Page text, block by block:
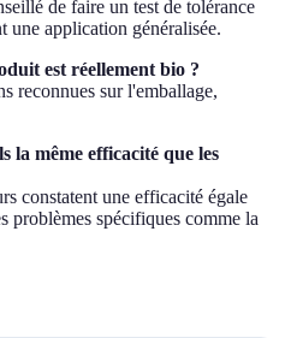
de faire un test de tolérance
une application généralisée.
est réellement bio ?
reconnues sur l'emballage,
la même efficacité que les
constatent une efficacité égale
problèmes spécifiques comme la